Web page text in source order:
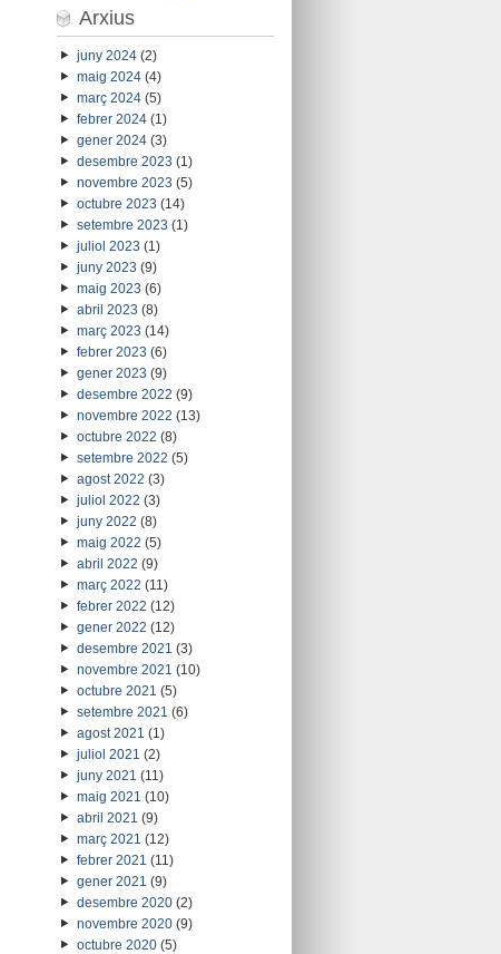
Arxius
juny 2024(2)
maig 2024(4)
març 2024(5)
febrer 2024(1)
gener 2024(3)
desembre 2023 (1)
novembre 2023 (5)
octubre 2023 (14)
setembre 2023 (1)
juliol 2023 (1)
juny 2023 (9)
maig 2023 (6)
abril 2023 (8)
març 2023 (14)
febrer 2023 (6)
gener 2023 (9)
desembre 2022 (9)
novembre 2022 (13)
octubre 2022 (8)
setembre 2022 (5)
agost 2022 (3)
juliol 2022 (3)
juny 2022 (8)
maig 2022 (5)
abril 2022 (9)
març 2022 (11)
febrer 2022 (12)
gener 2022 (12)
desembre 2021 (3)
novembre 2021 (10)
octubre 2021 (5)
setembre 2021 (6)
agost 2021 (1)
juliol 2021 (2)
juny 2021 (11)
maig 2021 (10)
abril 2021 (9)
març 2021 (12)
febrer 2021 (11)
gener 2021 (9)
desembre 2020(2)
novembre 2020(9)
octubre 2020(5)